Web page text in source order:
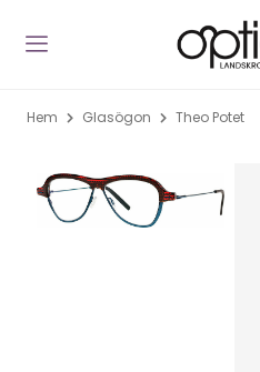
Hem Glasögon Theo Potet